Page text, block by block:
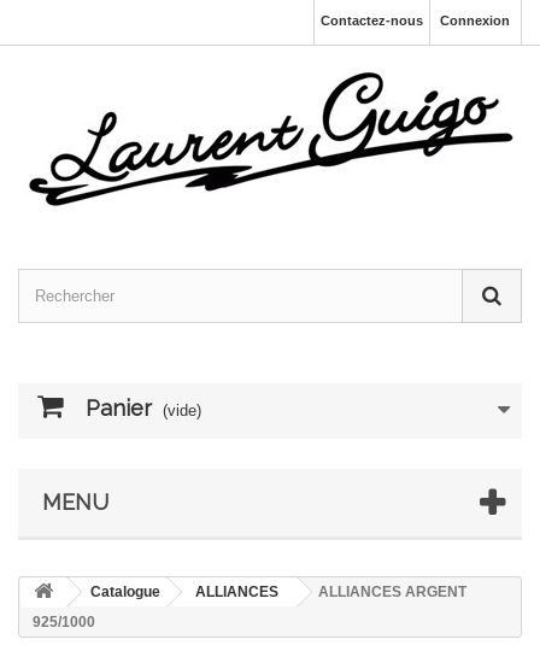
Connexion
Contactez-nous
Panier (vide)
MENU
Catalogue ALLIANCES
ALLIANCES ARGENT
925/1000